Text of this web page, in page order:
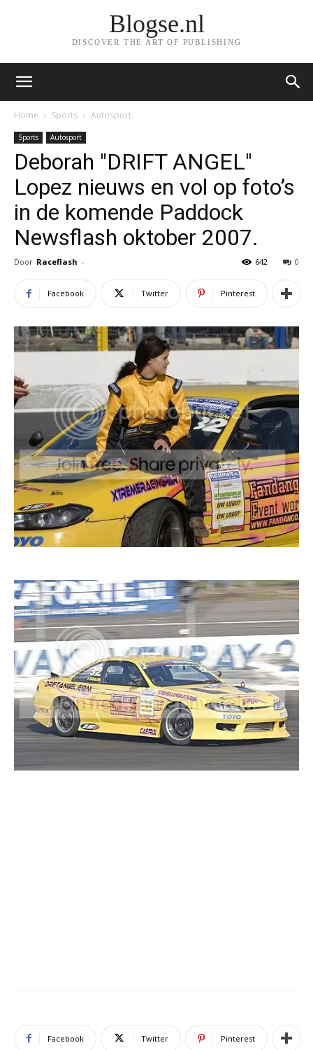
Blogse.nl
DISCOVER THE ART OF PUBLISHING
Home Sports Autosport
Sports Autosport
Deborah "DRIFT ANGEL"
Lopez nieuws en vol op foto’s
in de komende Paddock
Newsflash oktober 2007.
Door Raceflash - 0
642
Facebook Twitter Pinterest
Facebook Twitter Pinterest